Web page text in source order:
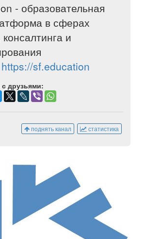
- образовательная
в сферах
и
https://sf.education
друзьями:
статистика
поднять канал